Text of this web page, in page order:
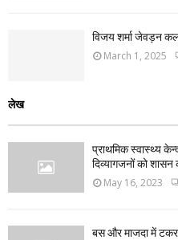
विजय शर्मा जेवड़न
March 1, 2025
लेख
प्राथमिक स्वास्थ्य
दिव्यागजनों को शासन
May 16, 2023
बस और माजदा में